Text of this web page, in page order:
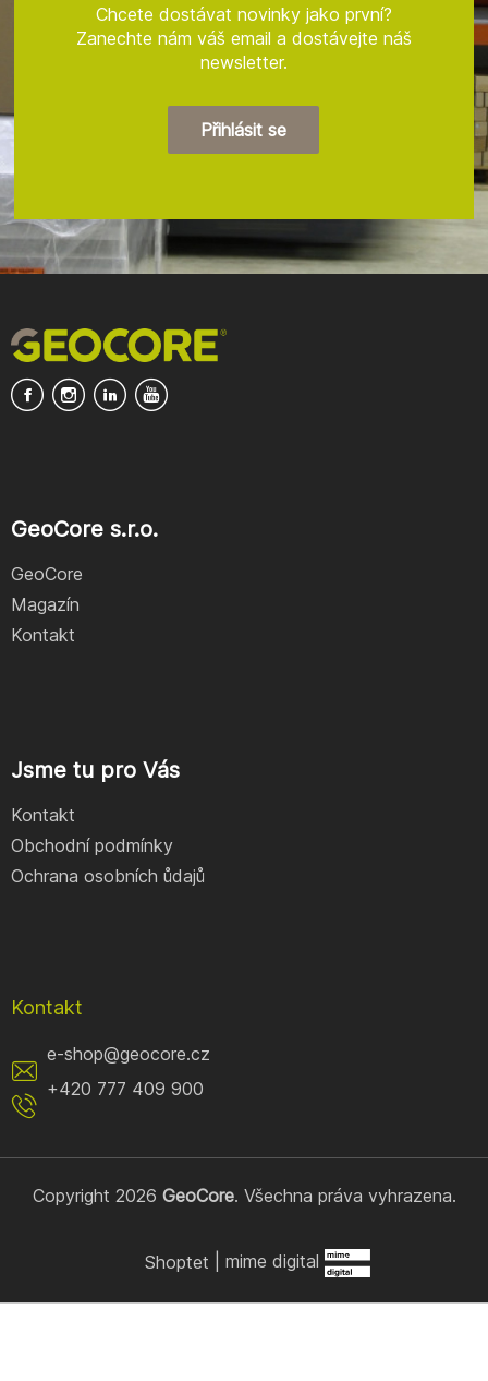
Chcete dostávat novinky jako první?
Zanechte nám váš email a dostávejte náš
newsletter.
Přihlásit se
GeoCore s.r.o.
GeoCore
Magazín
Kontakt
Jsme tu pro Vás
Kontakt
Obchodní podmínky
Ochrana osobních ůdajů
Kontakt
e-shop@geocore.cz
+420 777 409 900
Shoptet mime digital
Copyright 2026 GeoCore. Všechna práva vyhrazena.